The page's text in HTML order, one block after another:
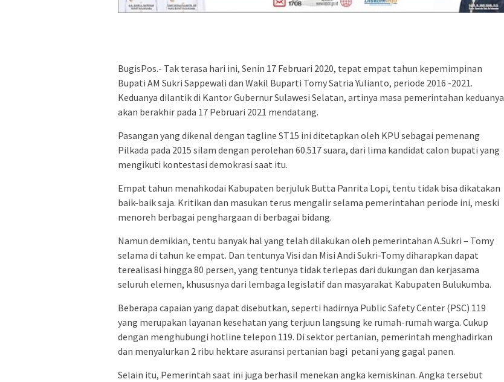
BugisPos.- Tak terasa hari ini, Senin 17 Februari 2020, tepat empat tahun kepemimpinan
Bupati AM Sukri Sappewali dan Wakil Buparti Tomy Satria Yulianto, periode 2016 -2021.
Keduanya dilantik di Kantor Gubernur Sulawesi Selatan, artinya masa pemerintahan keduanya
akan berakhir pada 17 Pebruari 2021 mendatang.
Pasangan yang dikenal dengan tagline ST15 ini ditetapkan oleh KPU sebagai pemenang
Pilkada pada 2015 silam dengan perolehan 60.517 suara, dari lima kandidat calon bupati yang
mengikuti kontestasi demokrasi saat itu.
Empat tahun menahkodai Kabupaten berjuluk Butta Panrita Lopi, tentu tidak bisa dikatakan
baik-baik saja. Kritikan dan masukan terus mengalir selama pemerintahan periode ini, meski
menoreh berbagai penghargaan di berbagai bidang.
Namun demikian, tentu banyak hal yang telah dilakukan oleh pemerintahan A.Sukri – Tomy
selama di tahun ke empat. Dan tentunya Visi dan Misi Andi Sukri-Tomy diharapkan dapat
terealisasi hingga 80 persen, yang tentunya tidak terlepas dari dukungan dan kerjasama
seluruh elemen, khususnya dari lembaga legislatif dan masyarakat Kabupaten Bulukumba.
Beberapa capaian yang dapat disebutkan, seperti hadirnya Public Safety Center (PSC) 119
yang merupakan layanan kesehatan yang terjuun langsung ke rumah-rumah warga. Cukup
dengan menghubungi hotline telepon 119. Di sektor pertanian, pemerintah menghadirkan
dan menyalurkan 2 ribu hektare asuransi pertanian bagi petani yang gagal panen.
Selain itu, Pemerintah saat ini juga berhasil menekan angka kemiskinan. Angka tersebut